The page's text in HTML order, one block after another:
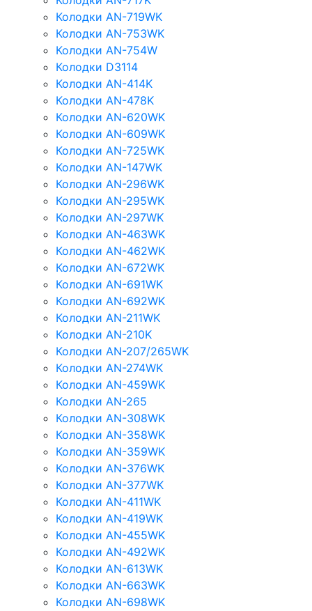
Колодки AN-719WK
Колодки AN-753WK
Колодки AN-754W
Колодки D3114
Колодки AN-414K
Колодки AN-478K
Колодки AN-620WK
Колодки AN-609WK
Колодки AN-725WK
Колодки AN-147WK
Колодки AN-296WK
Колодки AN-295WK
Колодки AN-297WK
Колодки AN-463WK
Колодки AN-462WK
Колодки AN-672WK
Колодки AN-691WK
Колодки AN-692WK
Колодки AN-211WK
Колодки AN-210K
Колодки AN-207/265WK
Колодки AN-274WK
Колодки AN-459WK
Колодки AN-265
Колодки AN-308WK
Колодки AN-358WK
Колодки AN-359WK
Колодки AN-376WK
Колодки AN-377WK
Колодки AN-411WK
Колодки AN-419WK
Колодки AN-455WK
Колодки AN-492WK
Колодки AN-613WK
Колодки AN-663WK
Колодки AN-698WK